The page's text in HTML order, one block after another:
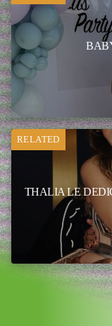
RELATED
THALIA LE